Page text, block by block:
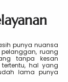
punya nuansa
ruang
tanpa kesan
hal yang
lama punya